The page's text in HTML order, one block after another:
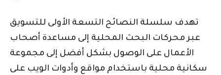
تهدف سلسلة النصائح التسعة الأولى للتسويق
عبر محركات البحث المحلية إلى مساعدة أصحاب
الأعمال على الوصول بشكل أفضل إلى مجموعة
سكانية محلية باستخدام مواقع وأدوات الويب على